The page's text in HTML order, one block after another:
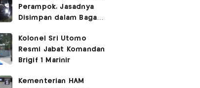
Perampok, Jasadnya
Disimpan dalam Bagasi
Kolonel Sri Utomo
Resmi Jabat Komandan
Brigif 1 Marinir
Kementerian HAM